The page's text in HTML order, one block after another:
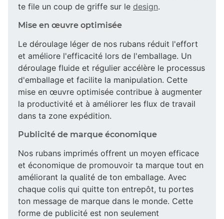
te file un coup de griffe sur le design.
Mise en œuvre optimisée
Le déroulage léger de nos rubans réduit l'effort
et améliore l'efficacité lors de l'emballage. Un
déroulage fluide et régulier accélère le processus
d'emballage et facilite la manipulation. Cette
mise en œuvre optimisée contribue à augmenter
la productivité et à améliorer les flux de travail
dans ta zone expédition.
Publicité de marque économique
Nos rubans imprimés offrent un moyen efficace
et économique de promouvoir ta marque tout en
améliorant la qualité de ton emballage. Avec
chaque colis qui quitte ton entrepôt, tu portes
ton message de marque dans le monde. Cette
forme de publicité est non seulement